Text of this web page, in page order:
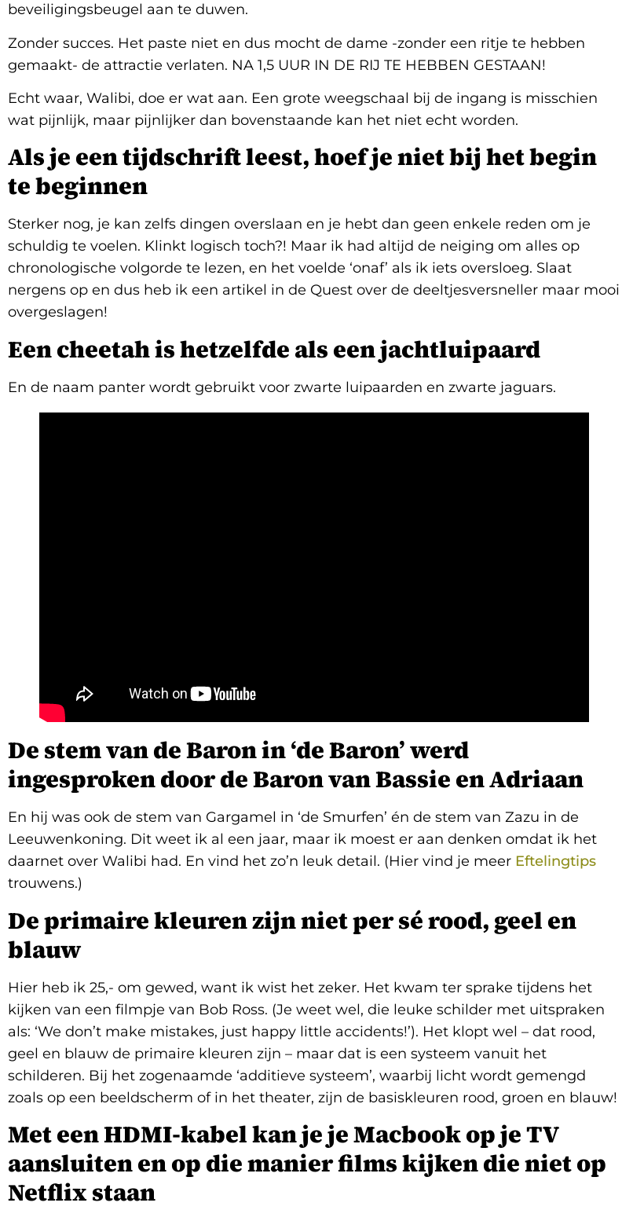
beveiligingsbeugel aan te duwen.
Zonder succes. Het paste niet en dus mocht de dame -zonder een ritje te hebben
gemaakt- de attractie verlaten. NA 1,5 UUR IN DE RIJ TE HEBBEN GESTAAN!
Echt waar, Walibi, doe er wat aan. Een grote weegschaal bij de ingang is misschien
wat pijnlijk, maar pijnlijker dan bovenstaande kan het niet echt worden.
Als je een tijdschrift leest, hoef je niet bij het begin
te beginnen
Sterker nog, je kan zelfs dingen overslaan en je hebt dan geen enkele reden om je
schuldig te voelen. Klinkt logisch toch?! Maar ik had altijd de neiging om alles op
chronologische volgorde te lezen, en het voelde ‘onaf’ als ik iets oversloeg. Slaat
nergens op en dus heb ik een artikel in de Quest over de deeltjesversneller maar mooi
overgeslagen!
Een cheetah is hetzelfde als een jachtluipaard
En de naam panter wordt gebruikt voor zwarte luipaarden en zwarte jaguars.
De stem van de Baron in ‘de Baron’ werd
ingesproken door de Baron van Bassie en Adriaan
En hij was ook de stem van Gargamel in ‘de Smurfen’ én de stem van Zazu in de
Leeuwenkoning. Dit weet ik al een jaar, maar ik moest er aan denken omdat ik het
daarnet over Walibi had. En vind het zo’n leuk detail. (Hier vind je meer Eftelingtips
trouwens.)
De primaire kleuren zijn niet per sé rood, geel en
blauw
Hier heb ik 25,- om gewed, want ik wist het zeker. Het kwam ter sprake tijdens het
kijken van een filmpje van Bob Ross. (Je weet wel, die leuke schilder met uitspraken
als: ‘We don’t make mistakes, just happy little accidents!’). Het klopt wel – dat rood,
geel en blauw de primaire kleuren zijn – maar dat is een systeem vanuit het
schilderen. Bij het zogenaamde ‘additieve systeem’, waarbij licht wordt gemengd
zoals op een beeldscherm of in het theater, zijn de basiskleuren rood, groen en blauw!
Met een HDMI-kabel kan je je Macbook op je TV
aansluiten en op die manier films kijken die niet op
Netflix staan